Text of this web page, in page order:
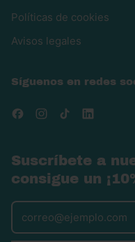
Políticas de cookies
Avisos legales
Síguenos en redes
FacebookInstagram
TikTok
Suscríbete a
consigue un
Dirección de correo